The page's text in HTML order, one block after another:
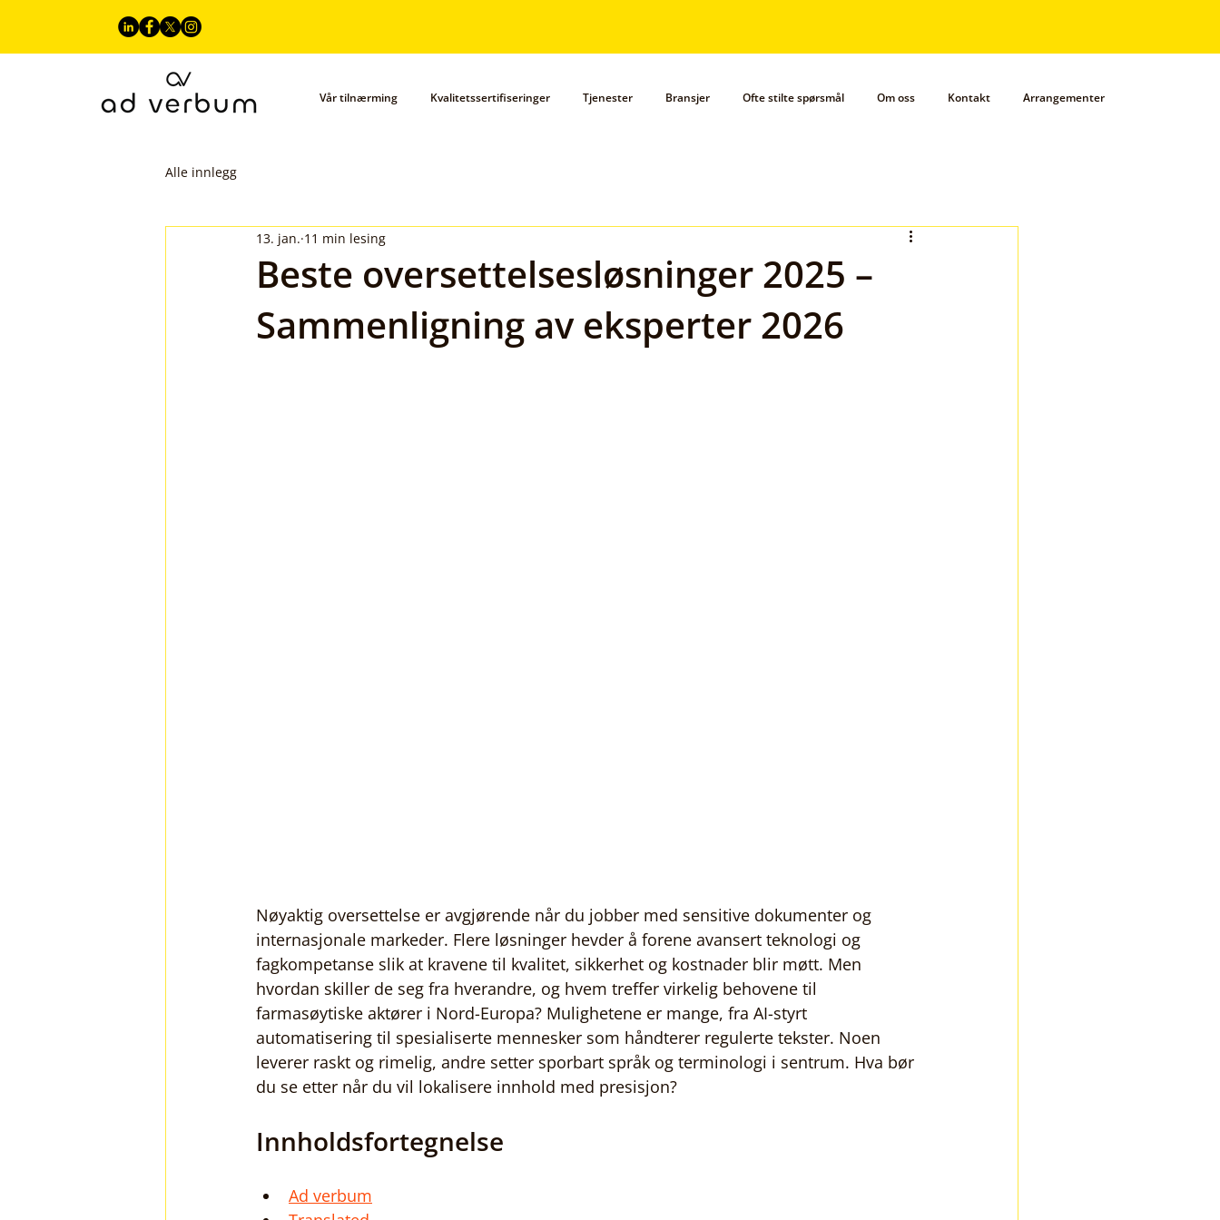
Vår tilnærming Kvalitetssertifiseringer Tjenester Bransjer Ofte stilte spørsmål Om oss Kontakt Arrangementer
Alle innlegg
Beste oversettelsesløsninger 2025 –
Sammenligning av eksperter 2026
13. jan. 11 min lesing
Nøyaktig oversettelse er avgjørende når du jobber med sensitive dokumenter og
internasjonale markeder. Flere løsninger hevder å forene avansert teknologi og
fagkompetanse slik at kravene til kvalitet, sikkerhet og kostnader blir møtt. Men
hvordan skiller de seg fra hverandre, og hvem treffer virkelig behovene til
farmasøytiske aktører i Nord-Europa? Mulighetene er mange, fra AI-styrt
automatisering til spesialiserte mennesker som håndterer regulerte tekster. Noen
leverer raskt og rimelig, andre setter sporbart språk og terminologi i sentrum. Hva bør
du se etter når du vil lokalisere innhold med presisjon?
Innholdsfortegnelse
Ad verbum